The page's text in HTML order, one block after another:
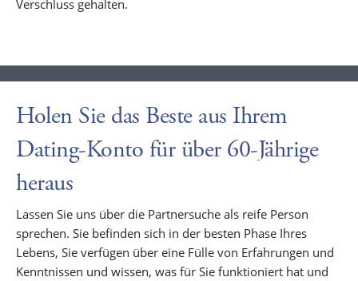
Verschluss gehalten.
Holen Sie das Beste aus Ihrem
Dating-Konto für über 60-Jährige
heraus
Lassen Sie uns über die Partnersuche als reife Person
sprechen. Sie befinden sich in der besten Phase Ihres
Lebens, Sie verfügen über eine Fülle von Erfahrungen und
Kenntnissen und wissen, was für Sie funktioniert hat und